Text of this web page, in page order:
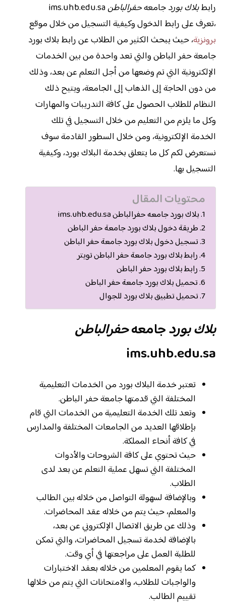
رابطبلاك بوردجامعهحفرالباطن
،تعرف على رابط الدخول وكيفية التسجيل من خلال موقع
برونزية، حيث يبحث الكثير من الطلاب عن رابط بلاك بورد
جامعة حفر الباطن والتي تعد واحدة من بين الخدمات
الإلكترونية التي تم وضعها من أجل التعلم عن بعد، وذلك
من دون الحاجة إلى الذهاب إلى الجامعة، ويتيح ذلك
النظام للطلاب الحصول على كافة التدريبات والمهارات
وكل ما يلزم من التعليم من خلال التسجيل في تلك
الخدمة الإلكترونية، ومن خلال السطور القادمة سوف
نستعرض لكم كل ما يتعلق بخدمة البلاك بورد، وكيفية
التسجيل بها.
محتويات المقال
بلاك بورد جامعه حفرالباطن ims.uhb.edu.sa
طريقة دخول بلاك بورد جامعة حفر الباطن
تسجيل دخول بلاك بورد جامعة حفر الباطن
رابط بلاك بورد جامعة حفر الباطن تويتر
رابط بلاك بورد حفر الباطن
تحميل بلاك بورد جامعة حفر الباطن
تحميل تطبيق بلاك بورد للجوال
بلاك بوردجامعهحفرالباطن
ims.uhb.edu.sa
تعتبر خدمة البلاك بورد من الخدمات التعليمية
المختلفة التي قدمتها جامعة حفر الباطن.
وتعد تلك الخدمة التعليمية من الخدمات التي قام
بإطلاقها العديد من الجامعات المختلفة والمدارس
في كافة أنحاء المملكة.
حيث تحتوي على كافة الشروحات والأدوات
المختلفة التي تسهل عملية التعلم عن بعد لدى
الطلاب.
وبالإضافة لسهولة التواصل من خلاله بين الطالب
والمعلم، حيث يتم من خلاله عقد المحاضرات.
وذلك عن طريق الاتصال الإلكتروني عن بعد،
بالإضافة لخدمة تسجيل المحاضرات، والتي تمكن
للطلبة العمل على مراجعتها في أي وقت.
كما يقوم المعلمين من خلاله بعقد الاختبارات
والواجبات للطلاب، والامتحانات التي يتم من خلالها
تقييم الطالب.